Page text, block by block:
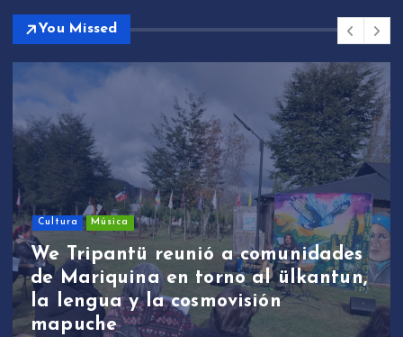
You Missed
Cultura Música
We Tripantü reunió a comunidades
de Mariquina en torno al ülkantun,
la lengua y la cosmovisión
mapuche